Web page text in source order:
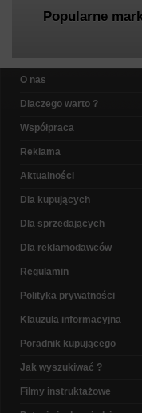
Popularne
O nas
Dlaczego warto ?
Współpraca
Reklama
Aktualności
Dla kupujących
Dla sprzedających
Dla reklamodawców
Regulamin
Polityka prywatności
Klauzula informacyjna
Poradnik kupującego
Jak wyszukiwać ?
Filmy instruktażowe